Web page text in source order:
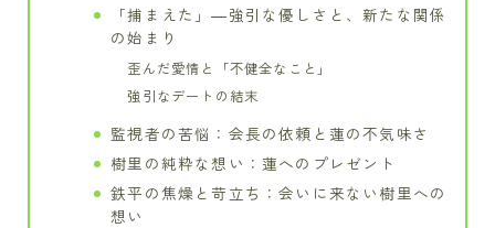
「捕まえた」―強引な優しさと、新たな関係
の始まり
歪んだ愛情と「不健全なこと」
強引なデートの結末
監視者の苦悩：会長の依頼と蓮の不気味さ
樹里の純粋な想い：蓮へのプレゼント
鉄平の焦燥と苛立ち：会いに来ない樹里への
想い